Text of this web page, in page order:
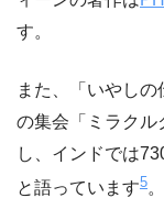
す。
また、「いやし
の集会「ミラクル
し、インドでは
と語っています5。